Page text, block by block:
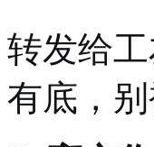
转发给
有底，